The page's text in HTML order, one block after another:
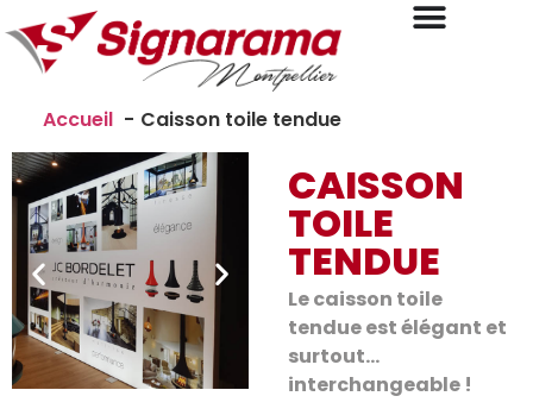
Accueil Caisson toile tendue
CAISSON
TOILE
TENDUE
Le caisson toile
tendue est élégant et
surtout…
interchangeable !